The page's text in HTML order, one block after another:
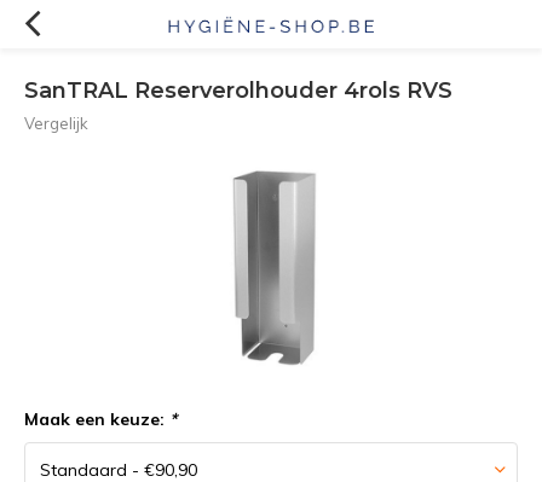
SanTRAL Reserverolhouder 4rols RVS
Vergelijk
Maak een keuze: *